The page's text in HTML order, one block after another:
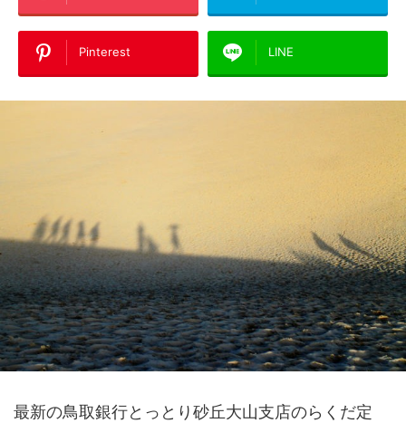
Pinterest LINE
最新の鳥取銀行とっとり砂丘大山支店のらくだ定